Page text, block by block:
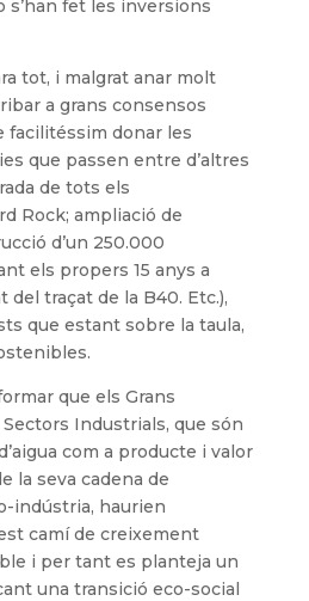
s’han fet les inversions
tot, i malgrat anar molt
a grans consensos
facilitéssim donar les
que passen entre d’altres
de tots els
Rock; ampliació de
d’un 250.000
els propers 15 anys a
del traçat de la B40. Etc.),
que estant sobre la taula,
que els Grans
Industrials, que són
com a producte i valor
la seva cadena de
indústria, haurien
camí de creixement
i per tant es planteja un
una transició eco-social